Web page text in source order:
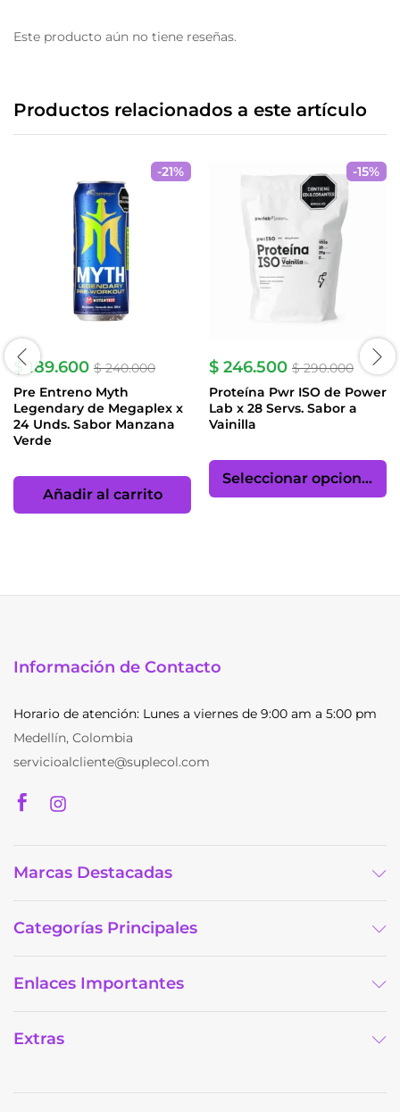
Este producto aún no tiene reseñas.
Productos relacionados a este artículo
-21%
$189.600 $240.000
Pre Entreno Myth
Legendary de Megaplex x
24 Unds. Sabor Manzana
Verde
Añadir al carrito
-15%
$ 246.500 $290.000
Proteína Pwr ISO de Power
Lab x 28 Servs. Sabor a
Vainilla
Seleccionar opciones
Información de Contacto
Horario de atención: Lunes a viernes de 9:00 am a 5:00 pm
Medellín, Colombia
servicioalcliente@suplecol.com
Marcas Destacadas
Categorías Principales
Enlaces Importantes
Extras